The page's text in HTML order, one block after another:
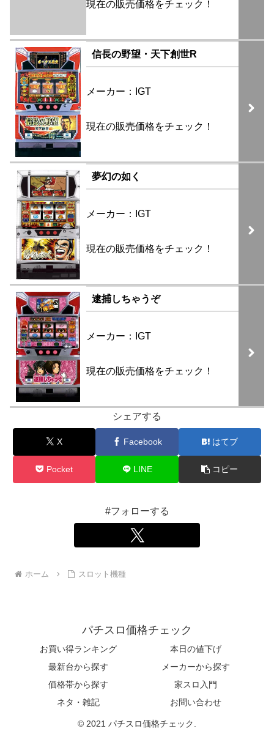
現在の販売価格をチェック！
信長の野望・天下創世R
メーカー：IGT
現在の販売価格をチェック！
夢幻の如く
メーカー：IGT
現在の販売価格をチェック！
逮捕しちゃうぞ
メーカー：IGT
現在の販売価格をチェック！
シェアする
X Facebook はてブ
Pocket LINE コピー
#フォローする
ホーム スロット機種
パチスロ価格チェック
お買い得ランキング
本日の値下げ
最新台から探す
メーカーから探す
価格帯から探す
家スロ入門
ネタ・雑記
お問い合わせ
© 2021 パチスロ価格チェック.